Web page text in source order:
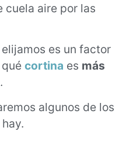
cuela aire por las
es un factor
cortina es más
.
algunos de los